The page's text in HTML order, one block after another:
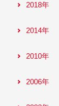
2018年
2014年
2010年
2006年